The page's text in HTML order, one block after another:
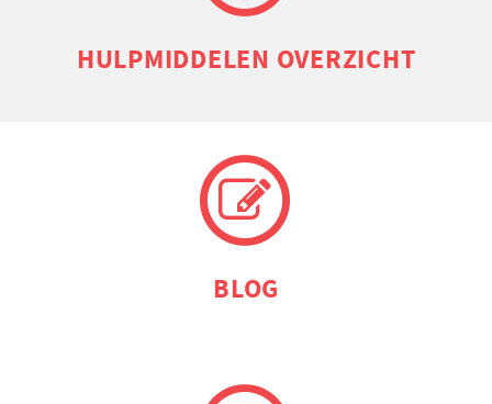
HULP­MIDDELEN OVERZICHT
BLOG